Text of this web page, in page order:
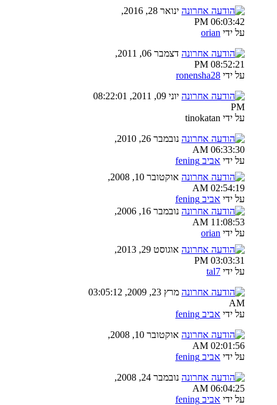
ינואר 28, 2016,
06:03:42 PM
על ידי orian
דצמבר 06, 2011,
08:52:21 PM
על ידי ronensha28
יוני 09, 2011, 08:22:01
PM
על ידי tinokatan
נובמבר 26, 2010,
06:33:30 AM
על ידי אביב fening
אוקטובר 10, 2008,
02:54:19 AM
על ידי אביב fening
נובמבר 16, 2006,
11:08:53 AM
על ידי orian
אוגוסט 29, 2013,
03:03:31 PM
על ידי tal7
מרץ 23, 2009, 03:05:12
AM
על ידי אביב fening
אוקטובר 10, 2008,
02:01:56 AM
על ידי אביב fening
נובמבר 24, 2008,
06:04:25 AM
על ידי אביב fening